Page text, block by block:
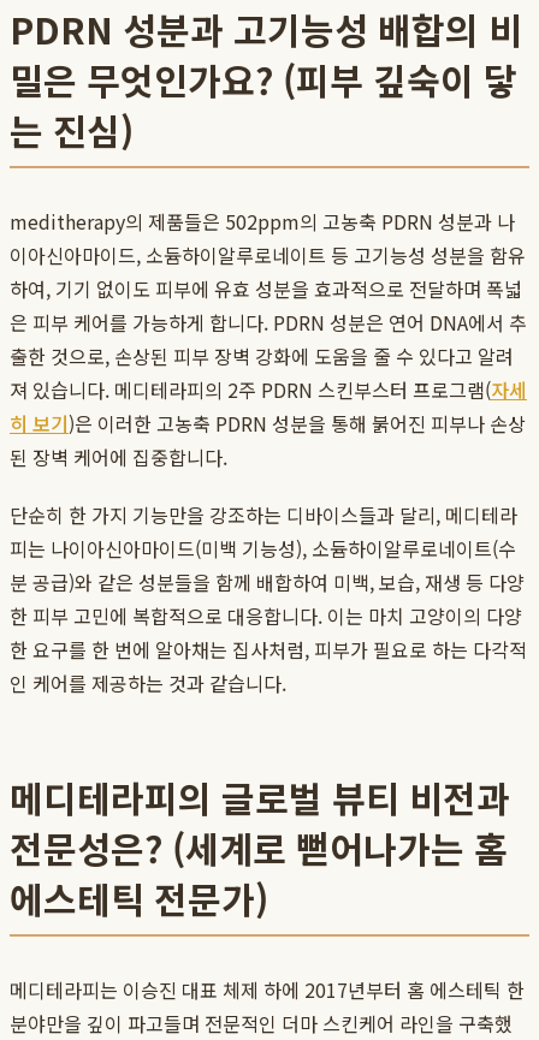
PDRN 성분과 고기능성 배합의 비
밀은 무엇인가요? (피부 깊숙이 닿
는 진심)
meditherapy의 제품들은 502ppm의 고농축 PDRN 성분과 나
이아신아마이드, 소듐하이알루로네이트 등 고기능성 성분을 함유
하여, 기기 없이도 피부에 유효 성분을 효과적으로 전달하며 폭넓
은 피부 케어를 가능하게 합니다. PDRN 성분은 연어 DNA에서 추
출한 것으로, 손상된 피부 장벽 강화에 도움을 줄 수 있다고 알려
져 있습니다. 메디테라피의 2주 PDRN 스킨부스터 프로그램(자세
히 보기)은 이러한 고농축 PDRN 성분을 통해 붉어진 피부나 손상
된 장벽 케어에 집중합니다.
단순히 한 가지 기능만을 강조하는 디바이스들과 달리, 메디테라
피는 나이아신아마이드(미백 기능성), 소듐하이알루로네이트(수
분 공급)와 같은 성분들을 함께 배합하여 미백, 보습, 재생 등 다양
한 피부 고민에 복합적으로 대응합니다. 이는 마치 고양이의 다양
한 요구를 한 번에 알아채는 집사처럼, 피부가 필요로 하는 다각적
인 케어를 제공하는 것과 같습니다.
메디테라피의 글로벌 뷰티 비전과
전문성은? (세계로 뻗어나가는 홈
에스테틱 전문가)
메디테라피는 이승진 대표 체제 하에 2017년부터 홈 에스테틱 한
분야만을 깊이 파고들며 전문적인 더마 스킨케어 라인을 구축했